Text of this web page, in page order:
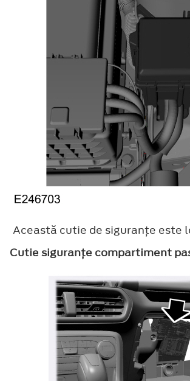
Această cutie de siguranţe
Cutie siguranţe compartiment